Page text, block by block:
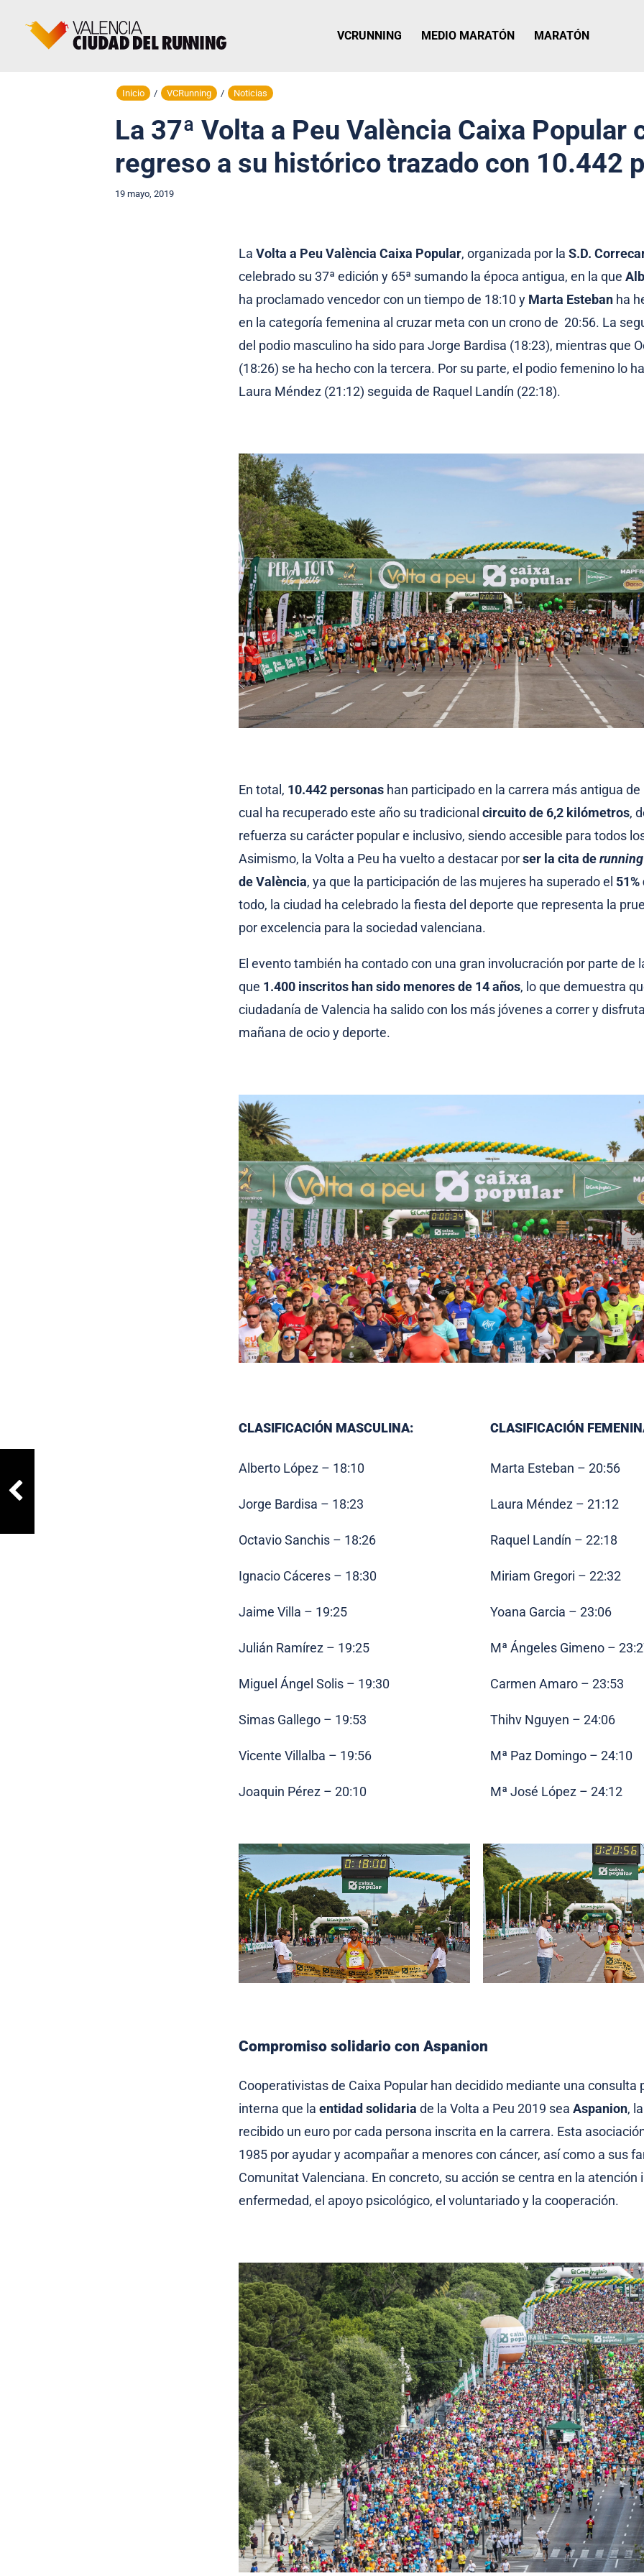
VCRUNNING MEDIO MARATÓN MARATÓN
Inicio / VCRunning / Noticias
La 37ª Volta a Peu València Caixa Popular
regreso a su histórico trazado con 10.442
19 mayo, 2019
La Volta a Peu València Caixa Popular, organizada por la S.D.
celebrado su 37ª edición y 65ª sumando la época antigua, en la que
ha proclamado vencedor con un tiempo de 18:10 y Marta Esteban ha
en la categoría femenina al cruzar meta con un crono de 20:56. La
del podio masculino ha sido para Jorge Bardisa (18:23), mientras que
(18:26) se ha hecho con la tercera. Por su parte, el podio femenino lo
Laura Méndez (21:12) seguida de Raquel Landín (22:18).
En total, 10.442 personas han participado en la carrera más antigua de
cual ha recuperado este año su tradicional circuito de 6,2 kilómetros,
refuerza su carácter popular e inclusivo, siendo accesible para todos
Asimismo, la Volta a Peu ha vuelto a destacar porser la cita derunning
de València, ya que la participación de las mujeres ha superado el
todo, la ciudad ha celebrado la fiesta del deporte que representa la
por excelencia para la sociedad valenciana.
El evento también ha contado con una gran involucración por parte de
que 1.400 inscritos han sido menores de 14 años, lo que demuestra
ciudadanía de Valencia ha salido con los más jóvenes a correr y
mañana de ocio y deporte.
CLASIFICACIÓN MASCULINA:
Alberto López – 18:10
Jorge Bardisa – 18:23
Octavio Sanchis – 18:26
Ignacio Cáceres – 18:30
Jaime Villa – 19:25
Julián Ramírez – 19:25
Miguel Ángel Solis – 19:30
Simas Gallego – 19:53
Vicente Villalba – 19:56
Joaquin Pérez – 20:10
CLASIFICACIÓN
Marta Esteban – 20:56
Laura Méndez – 21:12
Raquel Landín – 22:18
Miriam Gregori – 22:32
Yoana Garcia – 23:06
Mª Ángeles Gimeno –
Carmen Amaro – 23:53
Thihv Nguyen – 24:06
Mª Paz Domingo – 24:10
Mª José López – 24:12
Compromiso solidario con Aspanion
Cooperativistas de Caixa Popular han decidido mediante una consulta
interna que la entidad solidaria de la Volta a Peu 2019 sea Aspanion,
recibido un euro por cada persona inscrita en la carrera. Esta
1985 por ayudar y acompañar a menores con cáncer, así como a sus
Comunitat Valenciana. En concreto, su acción se centra en la atención
enfermedad, el apoyo psicológico, el voluntariado y la cooperación.